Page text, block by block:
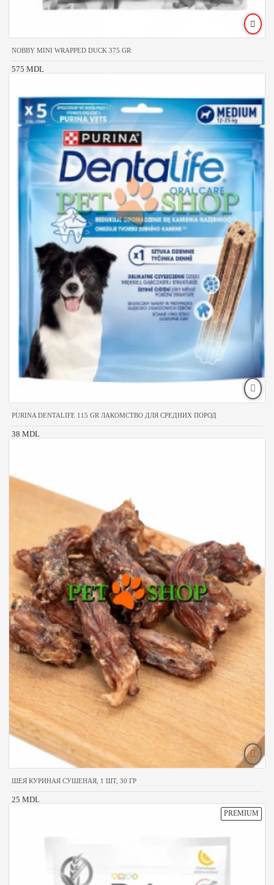
NOBBY MINI WRAPPED DUCK 375 GR
575 MDL
PURINA DENTALIFE 115 GR ЛАКОМСТВО ДЛЯ СРЕДНИХ ПОРОД
38 MDL
ШЕЯ КУРИНАЯ СУШЕНАЯ, 1 ШТ, 30 ГР
25 MDL